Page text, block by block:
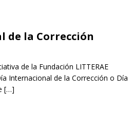
de la Corrección
de la Fundación LITTERAE
Internacional de la Corrección o Día
[…]